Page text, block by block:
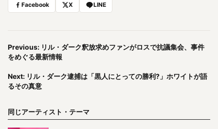
Facebook X LINE
Previous: リル・ダーク釈放求めファンがロスで抗議集会、事件
をめぐる最新情報
Next: リル・ダーク逮捕は「黒人にとっての勝利?」ホワイトが語
るその真意
同じアーティスト・テーマ